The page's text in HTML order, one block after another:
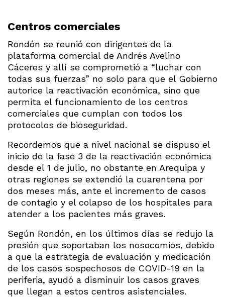
Centros comerciales
Rondón se reunió con dirigentes de la
plataforma comercial de Andrés Avelino
Cáceres y allí se comprometió a “luchar con
todas sus fuerzas” no solo para que el Gobierno
autorice la reactivación económica, sino que
permita el funcionamiento de los centros
comerciales que cumplan con todos los
protocolos de bioseguridad.
Recordemos que a nivel nacional se dispuso el
inicio de la fase 3 de la reactivación económica
desde el 1 de julio, no obstante en Arequipa y
otras regiones se extendió la cuarentena por
dos meses más, ante el incremento de casos
de contagio y el colapso de los hospitales para
atender a los pacientes más graves.
Según Rondón, en los últimos días se redujo la
presión que soportaban los nosocomios, debido
a que la estrategia de evaluación y medicación
de los casos sospechosos de COVID-19 en la
periferia, ayudó a disminuir los casos graves
que llegan a estos centros asistenciales.